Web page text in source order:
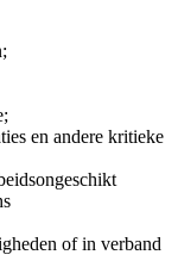
en andere kritieke
of in verband